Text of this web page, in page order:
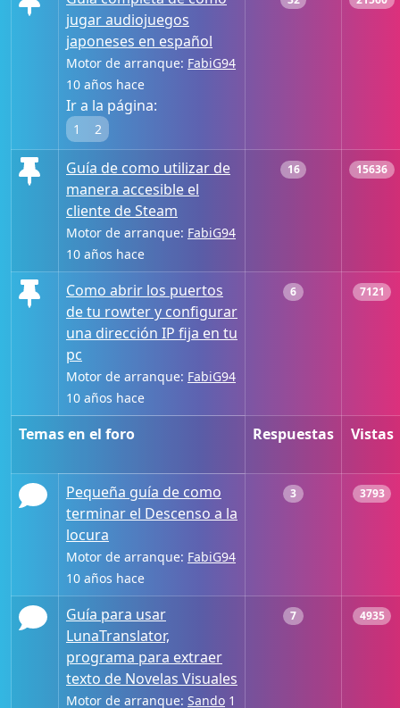
jugar audiojuegos
japoneses en español
Motor de arranque: FabiG94
10 años hace
Ir a la página:
1 2
Guía de como utilizar de
manera accesible el
cliente de Steam
Motor de arranque: FabiG94
10 años hace
16 15636
Como abrir los puertos
de tu rowter y configurar
una dirección IP fija en tu
pc
Motor de arranque: FabiG94
10 años hace
6 7121
Temas en el foro Respuestas Vistas
Pequeña guía de como
terminar el Descenso a la
locura
Motor de arranque: FabiG94
10 años hace
3 3793
Guía para usar
LunaTranslator,
programa para extraer
texto de Novelas Visuales
Motor de arranque: Sando 1
7 4935